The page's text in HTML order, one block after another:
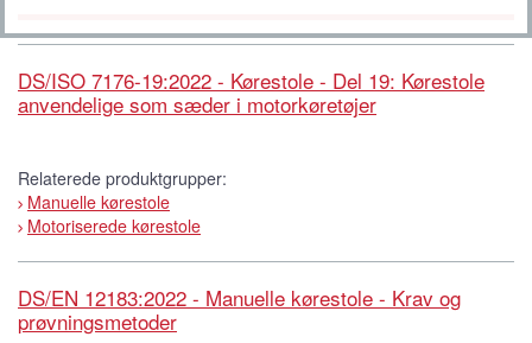
DS/ISO 7176-19:2022 - Kørestole - Del 19: Kørestole
anvendelige som sæder i motorkøretøjer
Relaterede produktgrupper:
Manuelle kørestole
Motoriserede kørestole
DS/EN 12183:2022 - Manuelle kørestole - Krav og
prøvningsmetoder